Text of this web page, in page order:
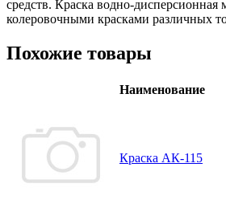
средств. Краска водно-дисперсионная
колеровочными красками различных
Похожие товары
Наименование
Краска АК-115